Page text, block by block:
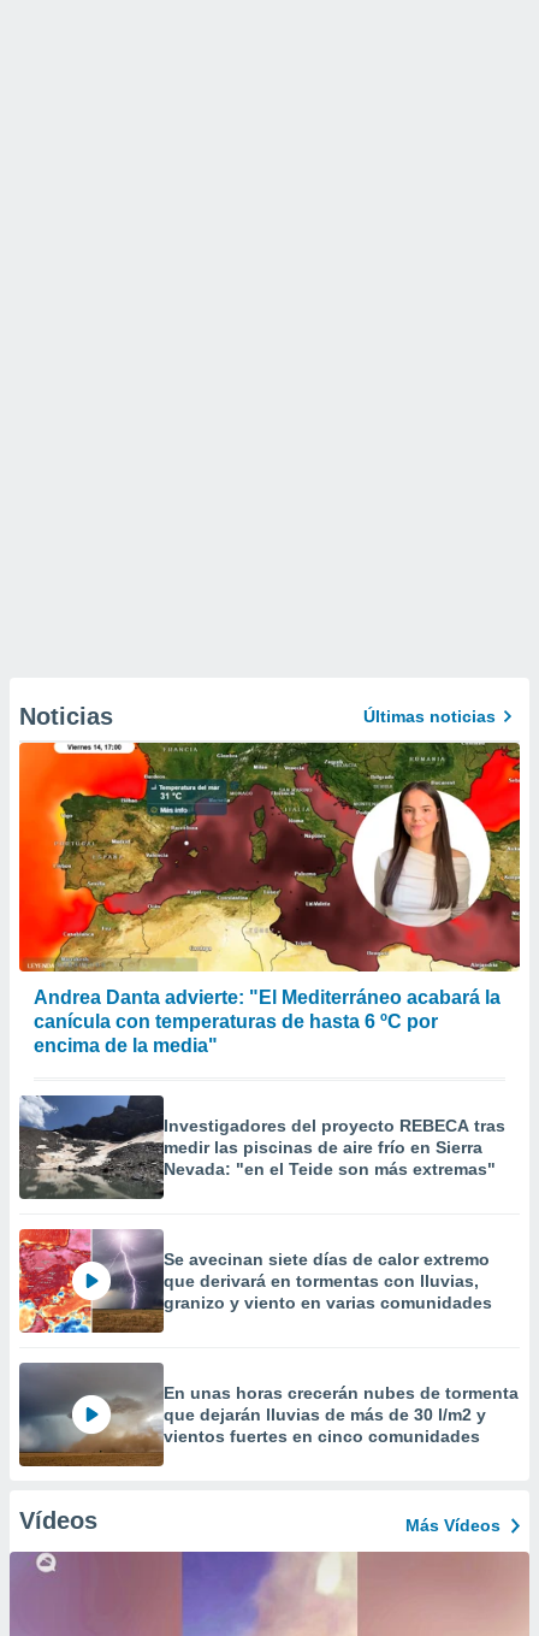
Noticias Últimas noticias
Andrea Danta advierte: "El Mediterráneo acabará la
canícula con temperaturas de hasta 6 ºC por
encima de la media"
Investigadores del proyecto REBECA tras
medir las piscinas de aire frío en Sierra
Nevada: "en el Teide son más extremas"
Se avecinan siete días de calor extremo
que derivará en tormentas con lluvias,
granizo y viento en varias comunidades
En unas horas crecerán nubes de tormenta
que dejarán lluvias de más de 30 l/m2 y
vientos fuertes en cinco comunidades
Vídeos Más Vídeos